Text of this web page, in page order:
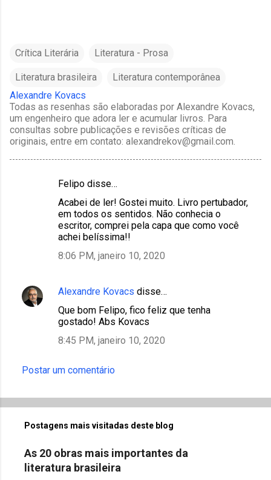
Crítica Literária Literatura - Prosa
Literatura brasileira
Literatura contemporânea
Alexandre Kovacs
Todas as resenhas são elaboradas por Alexandre Kovacs,
um engenheiro que adora ler e acumular livros. Para
consultas sobre publicações e revisões críticas de
originais, entre em contato: alexandrekov@gmail.com.
á
r
Felipo disse…
Acabei de ler! Gostei muito. Livro pertubador,
em todos os sentidos. Não conhecia o
escritor, comprei pela capa que como você
achei belíssima!!
8:06 PM, janeiro 10, 2020
Alexandre Kovacs disse…
Que bom Felipo, fico feliz que tenha
gostado! Abs Kovacs
8:45 PM, janeiro 10, 2020
Postar um comentário
Postagens mais visitadas deste blog
As 20 obras mais importantes da
literatura brasileira